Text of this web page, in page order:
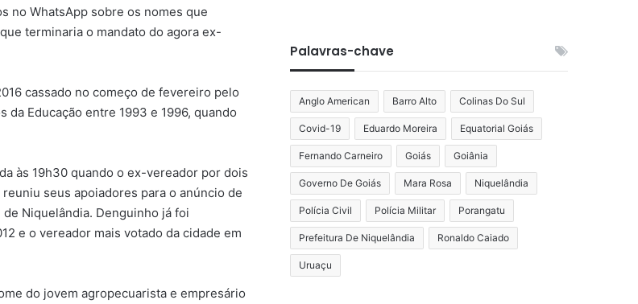
no WhatsApp sobre os nomes que
terminaria o mandato do agora ex-
cassado no começo de fevereiro pelo
Educação entre 1993 e 1996, quando
às 19h30 quando o ex-vereador por dois
seus apoiadores para o anúncio de
Niquelândia. Denguinho já foi
e o vereador mais votado da cidade em
do jovem agropecuarista e empresário
Palavras-chave
Anglo American Barro Alto Colinas Do Sul
Covid-19 Eduardo Moreira Equatorial Goiás
Fernando Carneiro Goiás Goiânia
Governo De Goiás Mara Rosa Niquelândia
Polícia Civil Polícia Militar Porangatu
Prefeitura De Niquelândia Ronaldo Caiado
Uruaçu